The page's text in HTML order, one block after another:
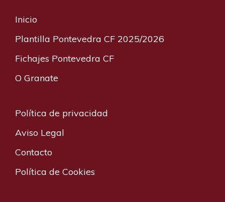
Inicio
Plantilla Pontevedra CF 2025/2026
Fichajes Pontevedra CF
O Granate
Política de privacidad
Aviso Legal
Contacto
Política de Cookies